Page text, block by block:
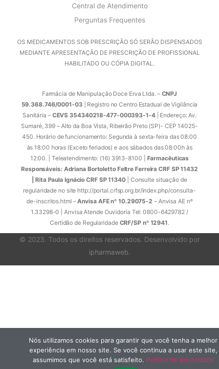
Central de Atendimento
Perguntas Frequentes
OS MEDICAMENTOS SOB PRESCRIÇÃO SÓ SERÃO DISPENSADOS
MEDIANTE APRESENTAÇÃO DE PRESCRIÇÃO DE PROFISSIONAL
HABILITADO OU CÓPIA DIGITAL.
Farmácia de Manipulação Doce Erva Ltda. – CNPJ
59.368.746/0001-03| Registro no Centro Estadual de Vigilância
Sanitária –CEVS 354340218-477-000393-1-4| Endereço: Av.
Sumaré, 399 – Alto da Boa Vista, Ribeirão Preto (SP)- CEP 14025-
450. Horário de funcionamento: Segunda à sexta-feira das 08:00
às 18:00 horas (Exceto feriados) e aos sábados das 08:00h às
12:00. | Teleatendimento: (16) 3913-8100 | Farmacêuticas
Responsáveis: Adriana Bortoletto Feltre Ferreira CRF SP 11432
| Rita Paula Ignácio CRF SP 11340 | Consulte situação de
regularidade no site http://portal.crfsp.org.br/index.php/consulta-
de-inscritos.html –Anvisa AFE nº 10.29075-2 – Anvisa AE nº
1.33298-0 | Anvisa Atende Ouvidoria Tel: 0800-6429782 /
Certidão de Regularidade CRF/SP nº 12941.
© 2023. Todos os direitos reservados. Desenvolvido por
ipharmaweb.
Nós utilizamos cookies para garantir que você tenha a melhor
experiência em nosso site. Se você continua a usar este site,
assumimos que você está satisfeito. Política de privacidade